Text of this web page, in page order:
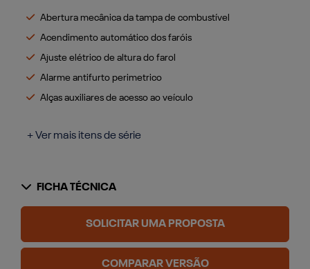
Abertura mecânica da tampa de combustível
Acendimento automático dos faróis
Ajuste elétrico de altura do farol
Alarme antifurto perimetrico
Alças auxiliares de acesso ao veículo
+ Ver mais itens de série
FICHA TÉCNICA
SOLICITAR UMA PROPOSTA
COMPARAR VERSÃO